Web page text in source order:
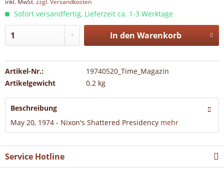
inkl. MwSt.zzgl. Versandkosten
Sofort versandfertig, Lieferzeit ca. 1-3 Werktage
In den Warenkorb
Artikel-Nr.:
19740520_Time_Magazin
Artikelgewicht
0.2 kg
Beschreibung
May 20, 1974 - Nixon's Shattered Presidency mehr
Service Hotline